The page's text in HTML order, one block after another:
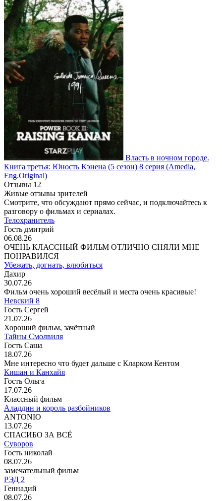
Власть в ночном городе.
Книга третья: Юность Кэнена (5 сезон) 8 серия (Amedia,
Eng.Original)
Отзывы 12
Живые отзывы зрителей
Смотрите, что обсуждают прямо сейчас, и подключайтесь к
разговору о фильмах и сериалах.
Телохранитель
Гость дмитрий
06.08.26
ОЧЕНЬ КЛАССНЫЙ ФИЛЬМ ОТЛИЧНО СНЯЛИ МНЕ
ПОНРАВИЛСЯ
Убежать, догнать, влюбиться
Дахир
30.07.26
Фильм очень хороший весёлый и места очень красивые!
Невский 8
Гость Сергей
21.07.26
Хороший фильм, зачётный
Тайны Смолвиля
Гость Саша
18.07.26
Мне интересно что будет дальше с Кларком Кентом
Кишан и Канхайя
Гость Ольга
17.07.26
Классный фильм
Аладдин и король разбойников
ANTONIO
13.07.26
СПАСИБО ЗА ВСЁ
Суворов
Гость николай
08.07.26
замечательный фильм
РЭД 2
Геннадий
08.07.26